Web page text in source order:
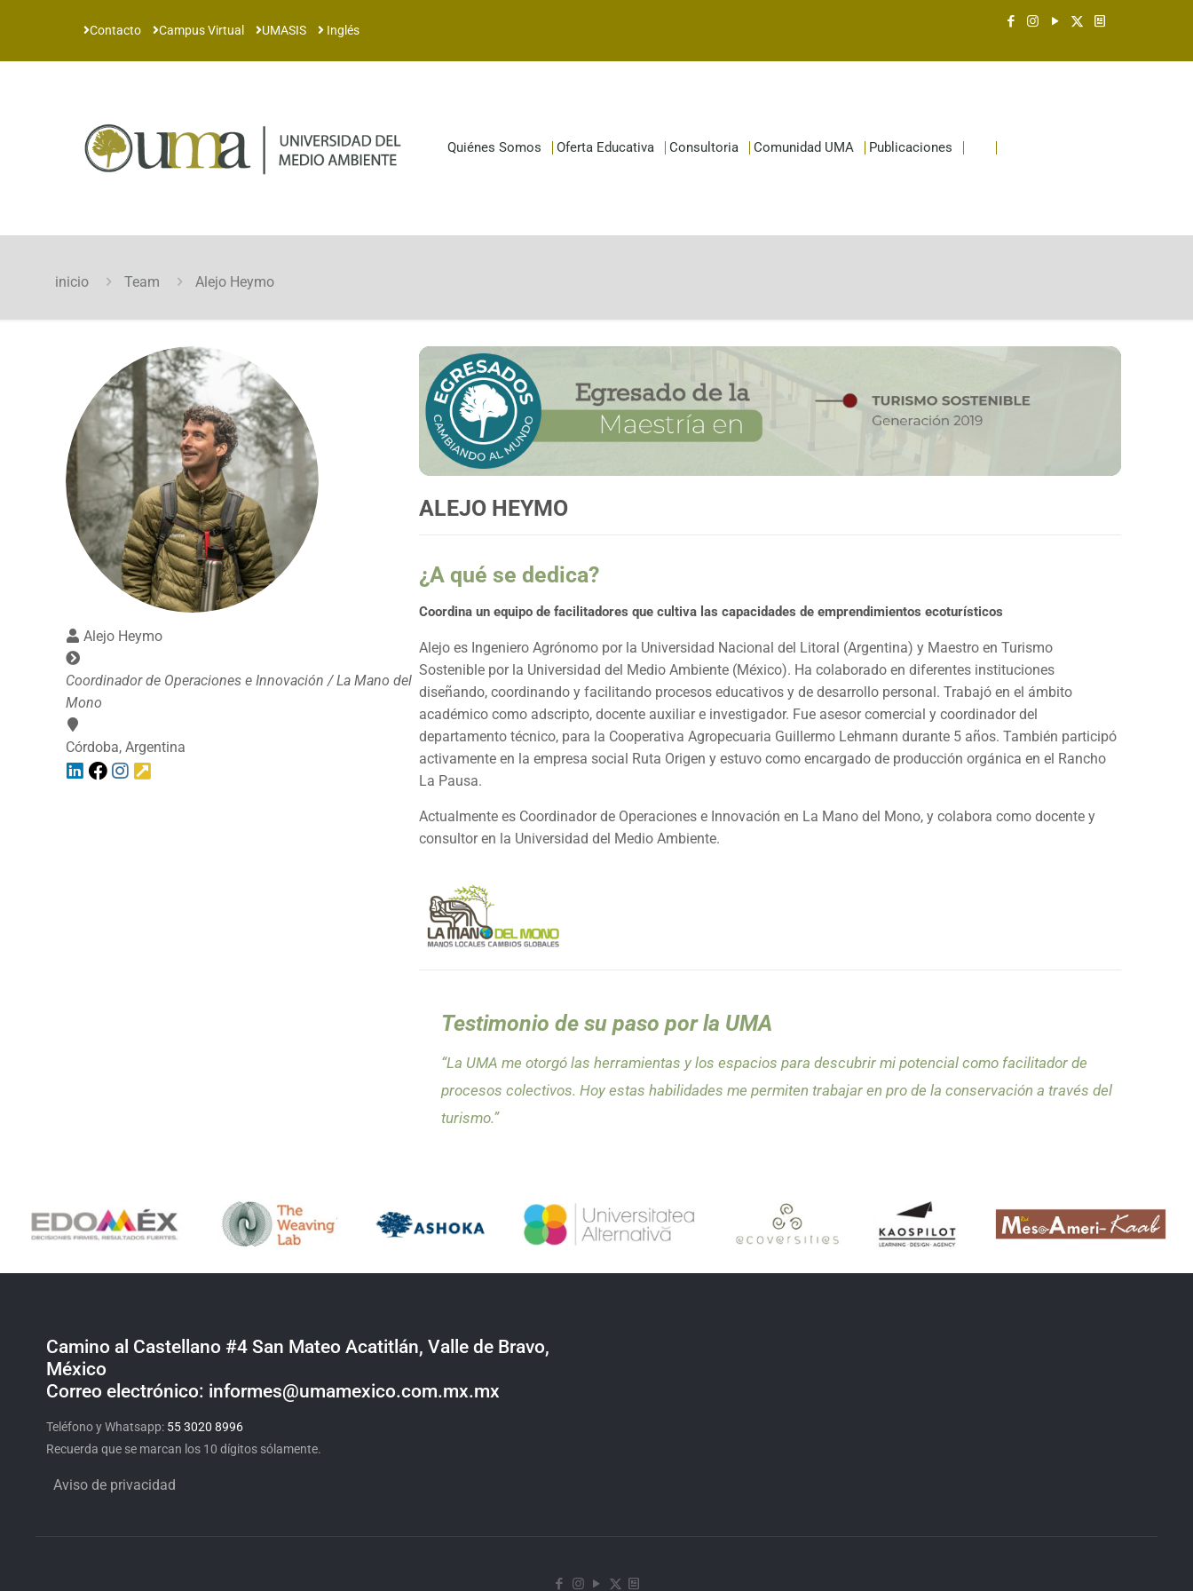
Contacto Campus Virtual UMASIS Inglés
Quiénes Somos Oferta Educativa Consultoria Comunidad UMA Publicaciones
inicio Team Alejo Heymo
Alejo Heymo
Coordinador de Operaciones e Innovación / La Mano del
Mono
Córdoba, Argentina
ALEJO HEYMO
¿A qué se dedica?
Coordina un equipo de facilitadores que cultiva las capacidades de emprendimientos ecoturísticos
Alejo es Ingeniero Agrónomo por la Universidad Nacional del Litoral (Argentina) y Maestro en Turismo
Sostenible por la Universidad del Medio Ambiente (México). Ha colaborado en diferentes instituciones
diseñando, coordinando y facilitando procesos educativos y de desarrollo personal. Trabajó en el ámbito
académico como adscripto, docente auxiliar e investigador. Fue asesor comercial y coordinador del
departamento técnico, para la Cooperativa Agropecuaria Guillermo Lehmann durante 5 años. También participó
activamente en la empresa social Ruta Origen y estuvo como encargado de producción orgánica en el Rancho
La Pausa.
Actualmente es Coordinador de Operaciones e Innovación en La Mano del Mono, y colabora como docente y
consultor en la Universidad del Medio Ambiente.
Testimonio de su paso por la UMA
“La UMA me otorgó las herramientas y los espacios para descubrir mi potencial como facilitador de
procesos colectivos. Hoy estas habilidades me permiten trabajar en pro de la conservación a través del
turismo.”
Camino al Castellano #4 San Mateo Acatitlán, Valle de Bravo,
México
Correo electrónico: informes@umamexico.com.mx.mx
Teléfono y Whatsapp: 55 3020 8996
Recuerda que se marcan los 10 dígitos sólamente.
Aviso de privacidad